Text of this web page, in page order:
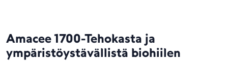
Amacee 1700-Tehokasta ja
ympäristöystävällistä biohiilen